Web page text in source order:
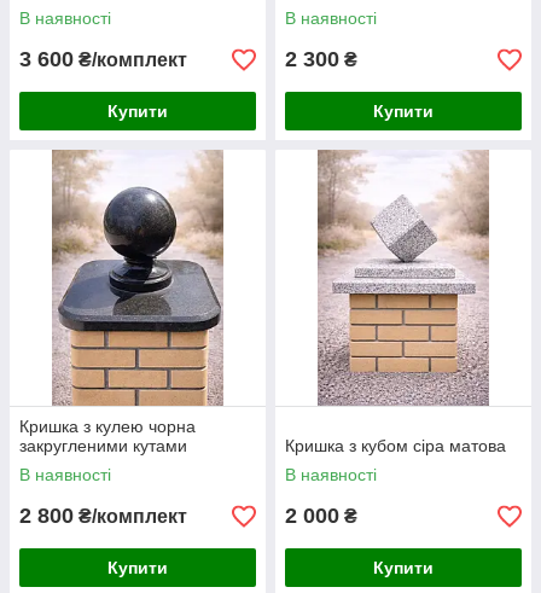
В наявності
3 600 ₴/комплект
Купити
В наявності
2 300 ₴
Купити
Кришка з кулею чорна
закругленими кутами
В наявності
2 800 ₴/комплект
Купити
Кришка з кубом сіра матова
В наявності
2 000 ₴
Купити